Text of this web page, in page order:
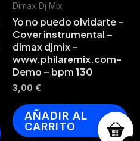
Dimax Dj Mix
Yo no puedo olvidarte –
Cover instrumental –
dimax djmix –
www.philaremix.com-
Demo – bpm 130
3,00 €
AÑADIR AL
CARRITO